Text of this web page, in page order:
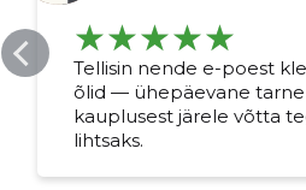
Tellisin nende e-poest
õlid — ühepäevane tarne
kauplusest järele võtta
lihtsaks.